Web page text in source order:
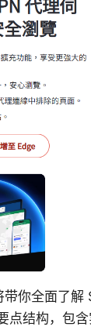
你全面了
点结构，包